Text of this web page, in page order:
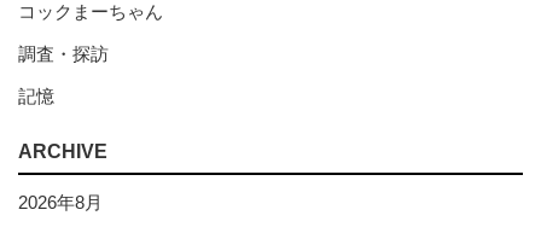
コックまーちゃん
調査・探訪
記憶
ARCHIVE
2026年8月